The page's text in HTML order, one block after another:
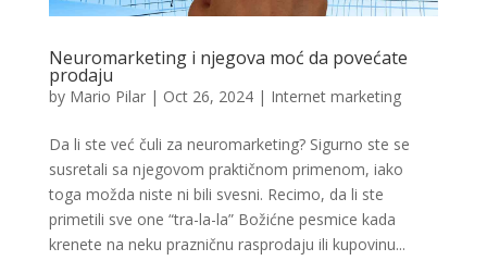
Neuromarketing i njegova moć da povećate
prodaju
by Mario Pilar| Oct 26, 2024| Internet marketing
Da li ste već čuli za neuromarketing? Sigurno ste se
susretali sa njegovom praktičnom primenom, iako
toga možda niste ni bili svesni. Recimo, da li ste
primetili sve one “tra-la-la” Božićne pesmice kada
krenete na neku prazničnu rasprodaju ili kupovinu...